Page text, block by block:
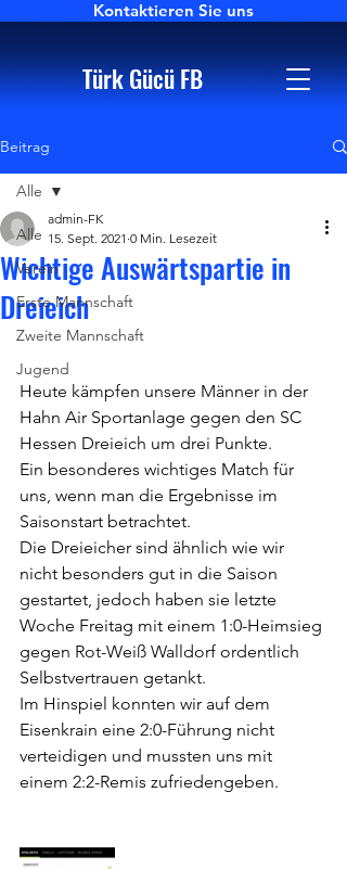
Türk Gücü FB
Kontaktieren Sie uns
Beitrag
Alle
Verein
Erste Mannschaft
Zweite Mannschaft
Jugend
Alle
Wichtige Auswärtspartie in
Dreieich
admin-FK
15. Sept. 2021 0 Min. Lesezeit
Heute kämpfen unsere Männer in der
Hahn Air Sportanlage gegen den SC
Hessen Dreieich um drei Punkte.
Ein besonderes wichtiges Match für
uns, wenn man die Ergebnisse im
Saisonstart betrachtet.
Die Dreieicher sind ähnlich wie wir
nicht besonders gut in die Saison
gestartet, jedoch haben sie letzte
Woche Freitag mit einem 1:0-Heimsieg
gegen Rot-Weiß Walldorf ordentlich
Selbstvertrauen getankt.
Im Hinspiel konnten wir auf dem
Eisenkrain eine 2:0-Führung nicht
verteidigen und mussten uns mit
einem 2:2-Remis zufriedengeben.